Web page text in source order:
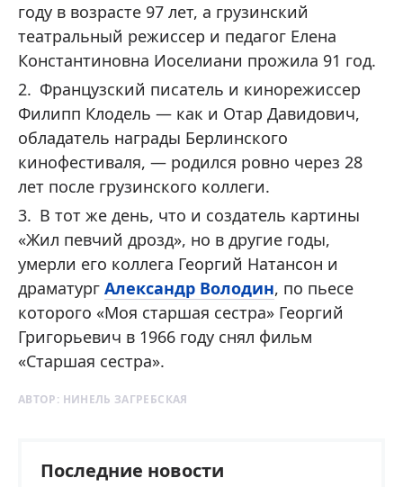
году в возрасте 97 лет, а грузинский
театральный режиссер и педагог Елена
Константиновна Иоселиани прожила 91 год.
Французский писатель и кинорежиссер
Филипп Клодель — как и Отар Давидович,
обладатель награды Берлинского
кинофестиваля, — родился ровно через 28
лет после грузинского коллеги.
В тот же день, что и создатель картины
«Жил певчий дрозд», но в другие годы,
умерли его коллега Георгий Натансон и
драматург Александр Володин, по пьесе
которого «Моя старшая сестра» Георгий
Григорьевич в 1966 году снял фильм
«Старшая сестра».
АВТОР: НИНЕЛЬ ЗАГРЕБСКАЯ
Последние новости